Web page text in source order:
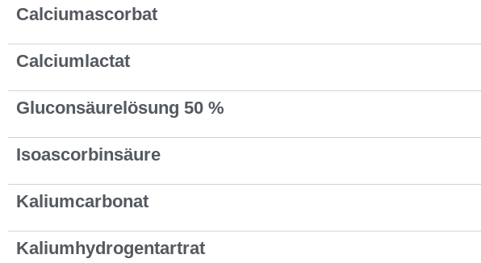
Calciumascorbat
Calciumlactat
Gluconsäurelösung 50 %
Isoascorbinsäure
Kaliumcarbonat
Kaliumhydrogentartrat